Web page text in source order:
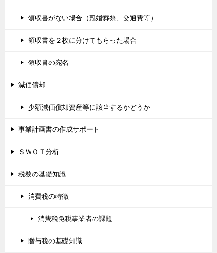
領収書がない場合（冠婚葬祭、交通費等）
領収書を２枚に分けてもらった場合
領収書の宛名
減価償却
少額減価償却資産等に該当するかどうか
事業計画書の作成サポート
ＳＷＯＴ分析
税務の基礎知識
消費税の特徴
消費税免税事業者の課題
贈与税の基礎知識